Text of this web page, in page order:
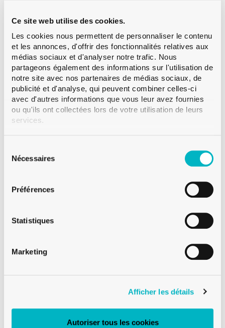
Ce site web utilise des cookies.
Les cookies nous permettent de personnaliser le contenu
et les annonces, d'offrir des fonctionnalités relatives aux
médias sociaux et d'analyser notre trafic. Nous
partageons également des informations sur l'utilisation de
notre site avec nos partenaires de médias sociaux, de
publicité et d'analyse, qui peuvent combiner celles-ci
avec d'autres informations que vous leur avez fournies
ou qu'ils ont collectées lors de votre utilisation de leurs
services.
Nécessaires
Préférences
Statistiques
Marketing
Afficher les détails
Autoriser tous les cookies
arômes de vos sauces maison. De plus, le verre a
l'avantage d'être inodore car il ne garde pas l'odeur des
vos préparations précédentes.Lire la suite
Bague
Twist Off
Couleur
Blanc
Contenance
250 ml
Poids
Paletisation
Sur demande
Téléchargements